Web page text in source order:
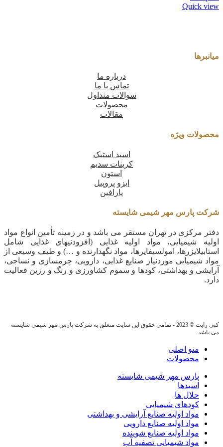
Quick view
میانبرها
درباره ما
تماس با ما
سوالات متداول
محصولات
مقالات
محصولات ویژه
اسید استیک
کربنات سدیم
استون
ایزو پروپیل
پارافین
شرکت پارس مهر شیمی شایسته
دفتر مرکزی در تهران مستقر می باشد و در زمینه تأمین انواع مواد
اولیه شیمیایی، مواد اولیه غذایی (افزودنیهای غذایی شامل
استابیلایزرها، امولسیفایرها، مواد نگهدارنده و …) و طیف وسیعی از
مواد شیمیایی موردنیاز صنایع غذایی، دارویی، چرمسازی و نساجی،
آرایشی و بهداشتی، کودها و سموم کشاورزی و رنگ و رزین فعالیت
دارد.
کپی رایت © 2023 - تمامی حقوق این سایت متعلق به شرکت پارس مهر شیمی شایسته
می باشد.
منو اصلی
محصولات
پارس مهر شیمی شایسته
اسیدها
حلال ها
کودهای شیمیایی
مواد اولیه صنایع آرایشی و بهداشتی
مواد اولیه صنایع دارویی
مواد اولیه صنایع شوینده
مواد شیمیایی تصفیه آب